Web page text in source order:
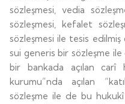
sözleşmesi, vedia
sözleşmesi, kefalet
sözleşmesi ile tesis edilmiş
sui generis bir sözleşme
bir bankada açılan
kurumu”nda açılan
sözleşme ile de bu